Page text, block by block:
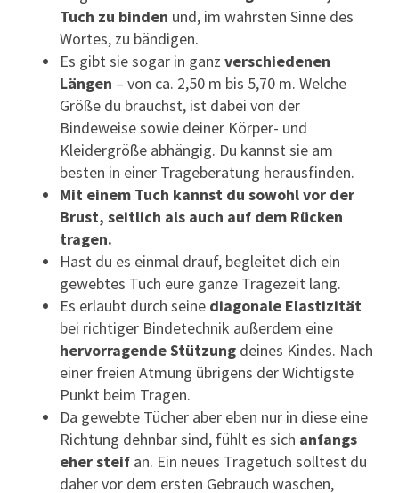
Tuch zu binden und, im wahrsten Sinne des
Wortes, zu bändigen.
Es gibt sie sogar in ganz verschiedenen
Längen – von ca. 2,50 m bis 5,70 m. Welche
Größe du brauchst, ist dabei von der
Bindeweise sowie deiner Körper- und
Kleidergröße abhängig. Du kannst sie am
besten in einer Trageberatung herausfinden.
Mit einem Tuch kannst du sowohl vor der
Brust, seitlich als auch auf dem Rücken
tragen.
Hast du es einmal drauf, begleitet dich ein
gewebtes Tuch eure ganze Tragezeit lang.
Es erlaubt durch seine diagonale Elastizität
bei richtiger Bindetechnik außerdem eine
hervorragende Stützung deines Kindes. Nach
einer freien Atmung übrigens der Wichtigste
Punkt beim Tragen.
Da gewebte Tücher aber eben nur in diese eine
Richtung dehnbar sind, fühlt es sich anfangs
eher steif an. Ein neues Tragetuch solltest du
daher vor dem ersten Gebrauch waschen,